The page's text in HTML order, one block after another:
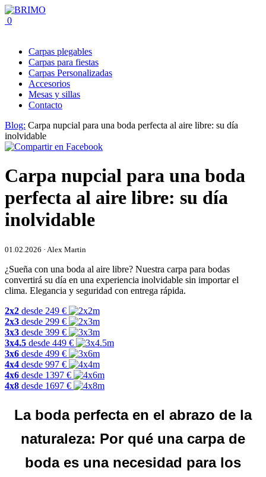
0
Carpas plegables
Carpas para fiestas
Carpas Personalizadas
Accesorios
Mesas y sillas
Contacto
Blog: Carpa nupcial para una boda perfecta al aire libre: su día
inolvidable
Carpa nupcial para una boda
perfecta al aire libre: su día
inolvidable
01.02.2026 · Alex Martin
¿Sueña con una boda al aire libre? Nuestra carpa para bodas
convertirá su día en una experiencia inolvidable sin importar el
clima. Elegancia y seguridad con entrega rápida.
2x2 desde 249 €
2x3 desde 299 €
3x3 desde 399 €
3x4.5 desde 449 €
3x6 desde 499 €
4x4 desde 997 €
4x6 desde 1397 €
4x8 desde 1697 €
La boda perfecta en el abrazo de la
naturaleza: Por qué una carpa de
boda es una necesidad para los